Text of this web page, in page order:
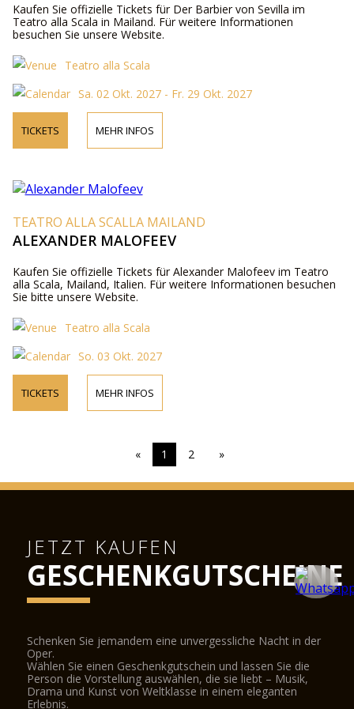
Kaufen Sie offizielle Tickets für Der Barbier von Sevilla im
Teatro alla Scala in Mailand. Für weitere Informationen
besuchen Sie unsere Website.
Teatro alla Scala
Sa. 02 Okt. 2027 - Fr. 29 Okt. 2027
TICKETS MEHR INFOS
TEATRO ALLA SCALLA MAILAND
ALEXANDER MALOFEEV
Kaufen Sie offizielle Tickets für Alexander Malofeev im Teatro
alla Scala, Mailand, Italien. Für weitere Informationen besuchen
Sie bitte unsere Website.
Teatro alla Scala
So. 03 Okt. 2027
TICKETS MEHR INFOS
« 1 2 »
JETZT KAUFEN
GESCHENKGUTSCHEINE
Schenken Sie jemandem eine unvergessliche Nacht in der
Oper.
Wählen Sie einen Geschenkgutschein und lassen Sie die
Person die Vorstellung auswählen, die sie liebt – Musik,
Drama und Kunst von Weltklasse in einem eleganten
Erlebnis.